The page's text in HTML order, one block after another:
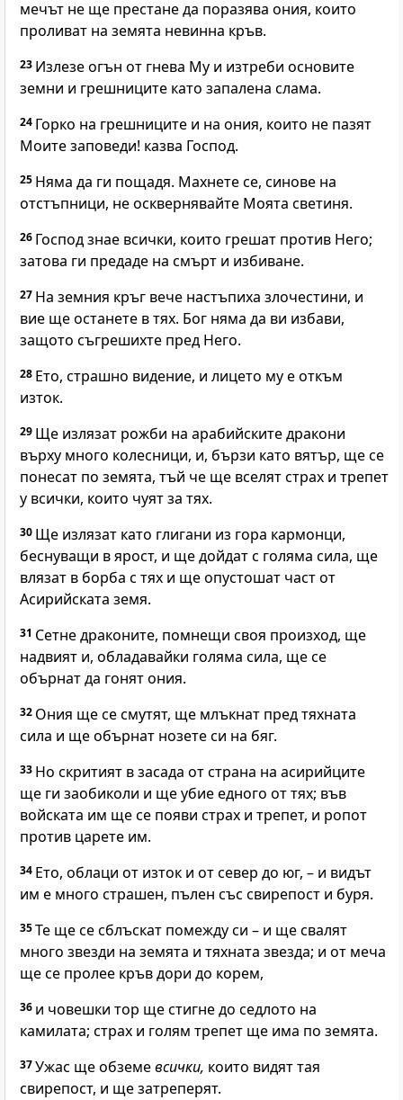
мечът не ще престане да поразява ония, които
проливат на земята невинна кръв.
23 Излезе огън от гнева Му и изтреби основите
земни и грешниците като запалена слама.
24 Горко на грешниците и на ония, които не пазят
Моите заповеди! казва Господ.
25 Няма да ги пощадя. Махнете се, синове на
отстъпници, не осквернявайте Моята светиня.
26 Господ знае всички, които грешат против Него;
затова ги предаде на смърт и избиване.
27 На земния кръг вече настъпиха злочестини, и
вие ще останете в тях. Бог няма да ви избави,
защото съгрешихте пред Него.
28 Ето, страшно видение, и лицето му е откъм
изток.
29 Ще излязат рожби на арабийските дракони
върху много колесници, и, бързи като вятър, ще се
понесат по земята, тъй че ще вселят страх и трепет
у всички, които чуят за тях.
30 Ще излязат като глигани из гора кармонци,
беснуващи в ярост, и ще дойдат с голяма сила, ще
влязат в борба с тях и ще опустошат част от
Асирийската земя.
31 Сетне драконите, помнещи своя произход, ще
надвият и, обладавайки голяма сила, ще се
обърнат да гонят ония.
32 Ония ще се смутят, ще млъкнат пред тяхната
сила и ще обърнат нозете си на бяг.
33 Но скритият в засада от страна на асирийците
ще ги заобиколи и ще убие едного от тях; във
войската им ще се появи страх и трепет, и ропот
против царете им.
34 Ето, облаци от изток и от север до юг, – и видът
им е много страшен, пълен със свирепост и буря.
35Те ще се сблъскат помежду си – и ще свалят
много звезди на земята и тяхната звезда; и от меча
ще се пролее кръв дори до корем,
36 и човешки тор ще стигне до седлото на
камилата; страх и голям трепет ще има по земята.
37Ужас ще обземевсички, които видят тая
свирепост, и ще затреперят.